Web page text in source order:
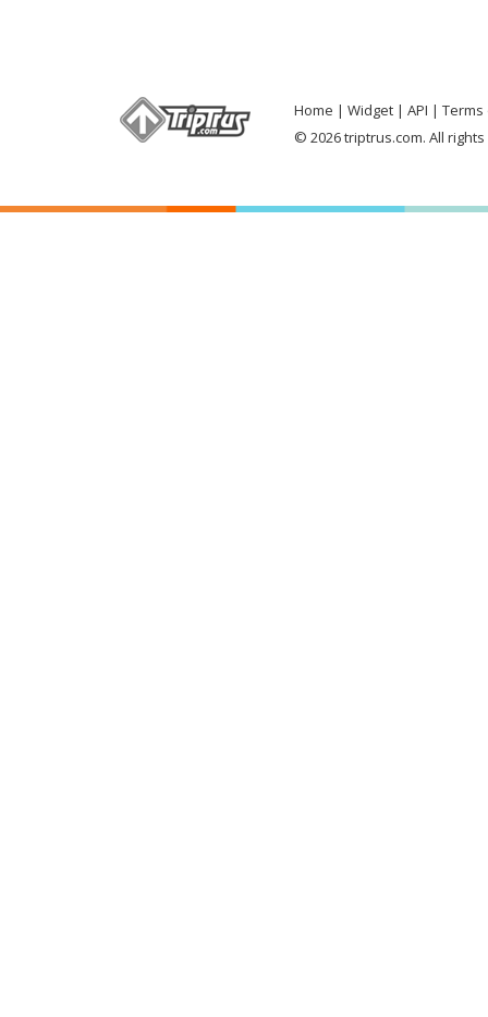
Home Widget API
Terms
© 2026 triptrus.com. All